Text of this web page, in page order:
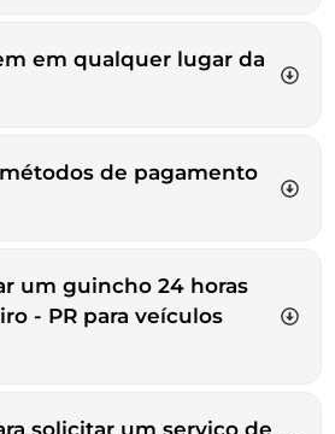
em qualquer lugar da
métodos de pagamento
um guincho 24 horas
- PR para veículos